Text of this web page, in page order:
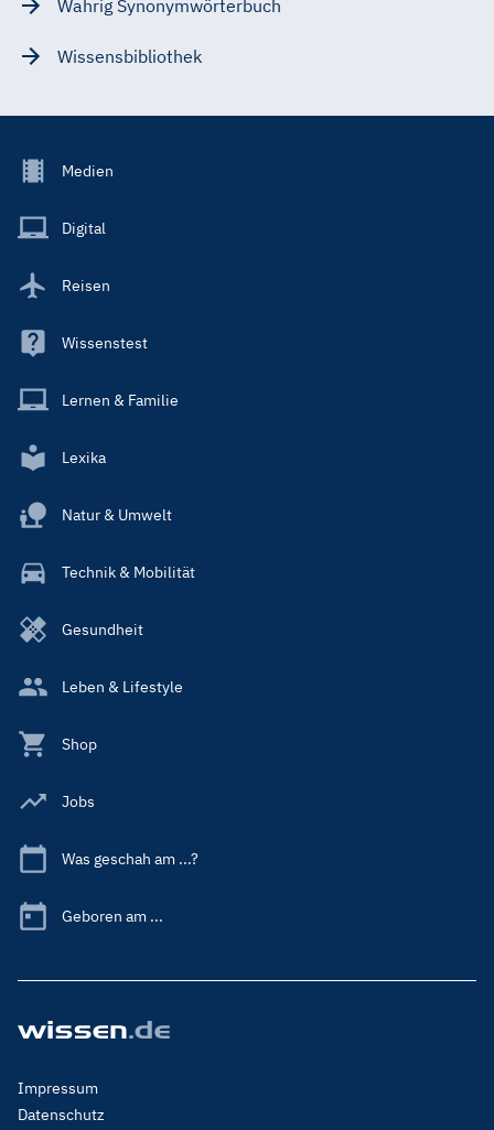
Wahrig Synonymwörterbuch
Wissensbibliothek
Footer
Main
Medien
Digital
Reisen
Wissenstest
Lernen & Familie
Lexika
Natur & Umwelt
Technik & Mobilität
Gesundheit
Leben & Lifestyle
Shop
Jobs
Was geschah am ...?
Geboren am ...
Footer
Menu
Impressum
Datenschutz